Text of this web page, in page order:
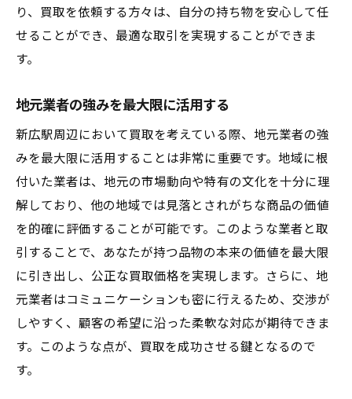
り、買取を依頼する方々は、自分の持ち物を安心して任
せることができ、最適な取引を実現することができま
す。
地元業者の強みを最大限に活用する
新広駅周辺において買取を考えている際、地元業者の強
みを最大限に活用することは非常に重要です。地域に根
付いた業者は、地元の市場動向や特有の文化を十分に理
解しており、他の地域では見落とされがちな商品の価値
を的確に評価することが可能です。このような業者と取
引することで、あなたが持つ品物の本来の価値を最大限
に引き出し、公正な買取価格を実現します。さらに、地
元業者はコミュニケーションも密に行えるため、交渉が
しやすく、顧客の希望に沿った柔軟な対応が期待できま
す。このような点が、買取を成功させる鍵となるので
す。